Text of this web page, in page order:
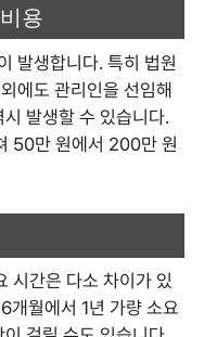
용
발생합니다. 특히 법원
에도 관리인을 선임해
발생할 수 있습니다.
50만 원에서 200만 원
시간은 다소 차이가 있
개월에서 1년 가량 소요